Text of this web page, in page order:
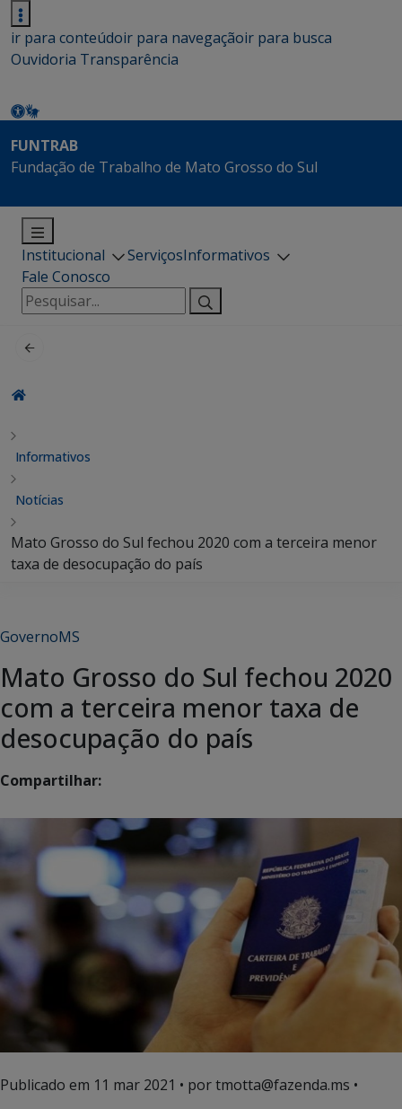
ir para conteúdoir para navegaçãoir para busca
Ouvidoria Transparência
FUNTRAB
Fundação de Trabalho de Mato Grosso do Sul
Institucional ServiçosInformativos
Fale Conosco
Pesquisar
por:
Informativos
Notícias
Mato Grosso do Sul fechou 2020 com a terceira menor
taxa de desocupação do país
GovernoMS
Mato Grosso do Sul fechou 2020
com a terceira menor taxa de
desocupação do país
Compartilhar:
Publicado em 11 mar 2021 • por tmotta@fazenda.ms •